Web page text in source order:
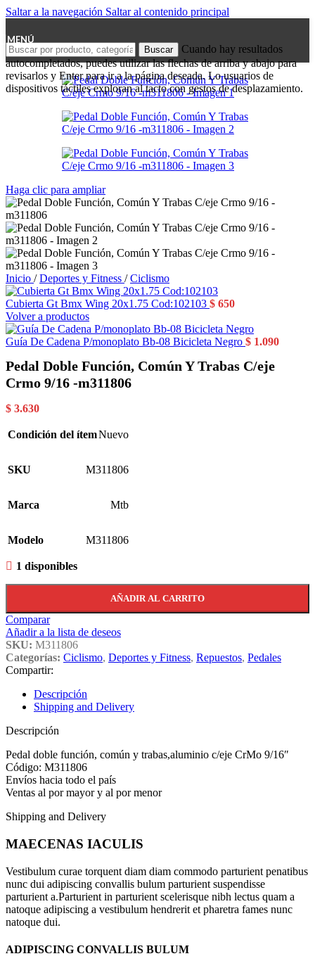
Saltar a la navegación Saltar al contenido principal
MENÚ
Buscar
Cuando hay resultados
autocompletados, puedes utilizar las flechas de arriba y abajo para
revisarlos y Enter para ir a la página deseada. Lo usuarios de
dispositivos táctiles exploran al tacto con gestos de desplazamiento.
Haga clic para ampliar
Inicio / Deportes y Fitness / Ciclismo
Cubierta Gt Bmx Wing 20x1.75 Cod:102103 $ 650
Volver a productos
Guía De Cadena P/monoplato Bb-08 Bicicleta Negro $ 1.090
Pedal Doble Función, Común Y Trabas C/eje
Crmo 9/16 -m311806
$ 3.630
Condición del ítemNuevo
SKU M311806
Marca Mtb
Modelo M311806
1 disponibles
AÑADIR AL CARRITO
Comparar
Añadir a la lista de deseos
SKU: M311806
Categorías: Ciclismo, Deportes y Fitness, Repuestos, Pedales
Compartir:
Descripción
Shipping and Delivery
Descripción
Pedal doble función, común y trabas,aluminio c/eje CrMo 9/16″
Código: M311806
Envíos hacia todo el país
Ventas al por mayor y al por menor
Shipping and Delivery
MAECENAS IACULIS
Vestibulum curae torquent diam diam commodo parturient penatibus
nunc dui adipiscing convallis bulum parturient suspendisse
parturient a.Parturient in parturient scelerisque nibh lectus quam a
natoque adipiscing a vestibulum hendrerit et pharetra fames nunc
natoque dui.
ADIPISCING CONVALLIS BULUM